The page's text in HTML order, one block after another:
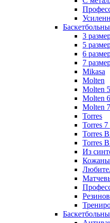
3
5
6
7
Mikasa
Molten
Molten
Molten
Molten
Torres
Torres 7
Torres
Torres
Из